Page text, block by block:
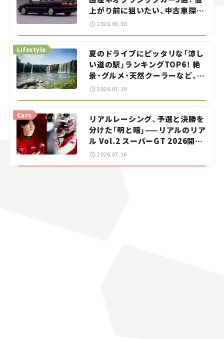
上がり前に狙いたい、中古車探し
をお手伝い――ちょっとイケてるマ
2026.06.30
夏のドライブにピッタリな「涼し
い道の駅」ランキングTOP6！ 絶
景・グルメ・天然クーラーなど、避
暑におすすめのスポットを紹介
【道の駅マニアの推し駅ガイド】
Lifestyle
2026.07.19
リアルレーシング、予選と決勝を
分けた「明と暗」——リアルのリア
ル Vol.2 スーパーGT 2026開幕
戦 岡山国際サーキット
Cars
2026.07.16